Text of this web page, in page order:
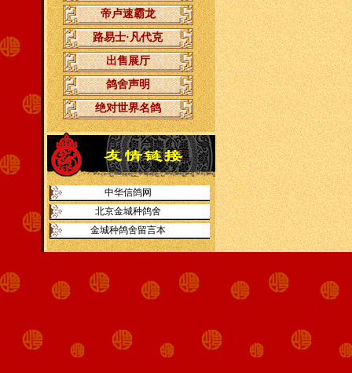
帝卢速霸龙
路易士·凡代克
出售展厅
鸽舍声明
绝对世界名鸽
中华信鸽网
北京金城种鸽舍
金城种鸽舍留言本